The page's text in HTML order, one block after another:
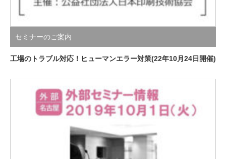
セミナーのご案内
工場のトラブル対応！ヒューマンエラー対策(22年10月24日開催)